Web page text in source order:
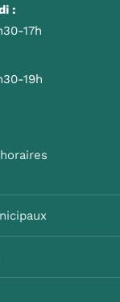
:
17h
19h